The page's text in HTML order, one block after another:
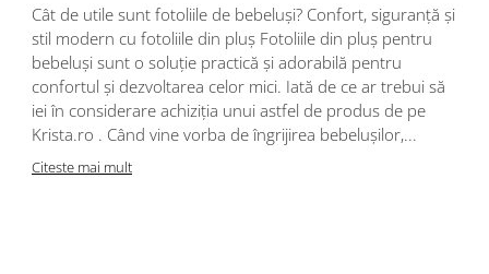
Cât de utile sunt fotoliile de bebeluși? Confort, siguranță și
stil modern cu fotoliile din pluș Fotoliile din pluș pentru
bebeluși sunt o soluție practică și adorabilă pentru
confortul și dezvoltarea celor mici. Iată de ce ar trebui să
iei în considerare achiziția unui astfel de produs de pe
Krista.ro . Când vine vorba de îngrijirea bebelușilor,...
Citeste mai mult